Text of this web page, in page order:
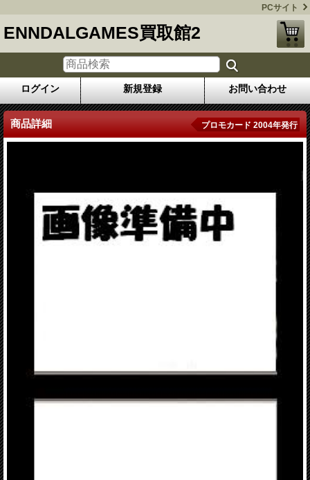
PCサイト
ENNDALGAMES買取館2
ログイン 新規登録 お問い合わせ
商品詳細 プロモカード 2004年発行